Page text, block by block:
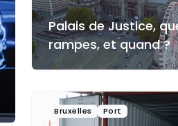
Palais de Justice,
rampes, et quand ?
Bruxelles Port